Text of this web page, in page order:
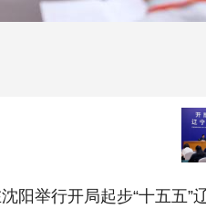
举行开局起步“十五五”辽